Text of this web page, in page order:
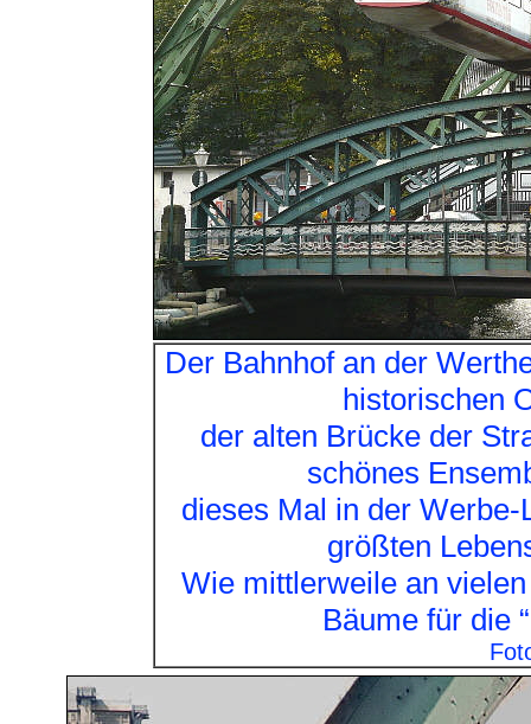
Der Bahnhof an der
historischen
der alten Brücke der
schönes
dieses Mal in der Werbe-
größten
Wie mittlerweile an
Bäume für die